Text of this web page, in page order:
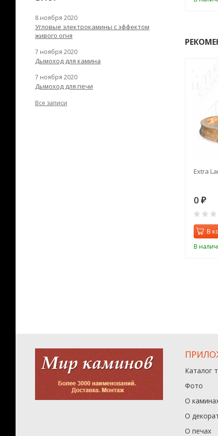
Extra
0 ₽
В
В
8 ноября 2020
Угловые электрокамины с эффектом
живого огня
7 ноября 2020
Дымоход для камина
7 ноября 2020
Дымоход для печи
Все записи
Каталог
Фото
О
О
О печах